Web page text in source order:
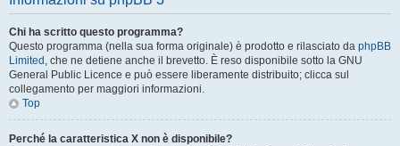
Chi ha scritto questo programma?
Questo programma (nella sua forma originale) è prodotto e rilasciato da phpBB
Limited , che ne detiene anche il brevetto. È reso disponibile sotto la GNU
General Public Licence e può essere liberamente distribuito; clicca sul
collegamento per maggiori informazioni.
Top
Perché la caratteristica X non è disponibile?